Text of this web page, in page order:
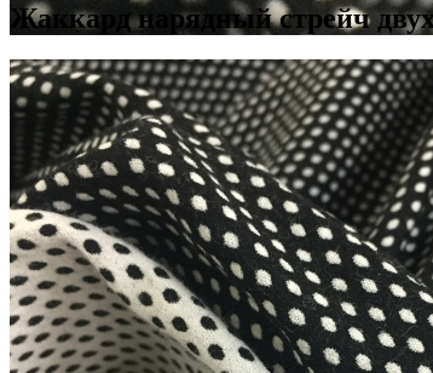
Жаккард нарядный стрейч